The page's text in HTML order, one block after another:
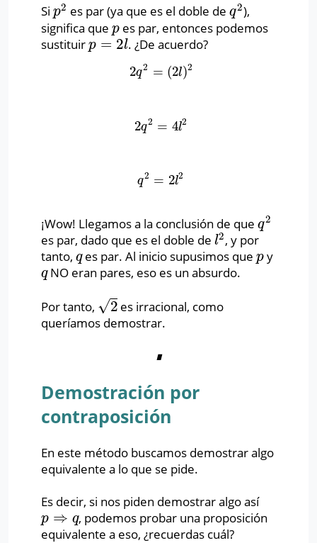
Si p2
p2 es par (ya que es el doble deq2
q2),
significa que p
p es par, entonces podemos
sustituir p = 2l
p=2l . ¿De acuerdo?
2q2 = (2l)2
2q 2=( 2l)2
2q2 = 4l2
2q2 =4 l2
q2 = 2l2
q2 =2 l2
¡Wow! Llegamos a la conclusión de que q2
q2
es par, dado que es el doble de l2
l2, y por
tanto, q
qes par. Al inicio supusimos quep
p y
q
qNO eran pares, eso es un absurdo.
Por tanto, 2
√
2
es irracional, como
queríamos demostrar.
∎
Demostración por
contraposición
En este método buscamos demostrar algo
equivalente a lo que se pide.
Es decir, si nos piden demostrar algo así
p ⇒ q
p⇒q
, podemos probar una proposición
equivalente a eso, ¿recuerdas cuál?